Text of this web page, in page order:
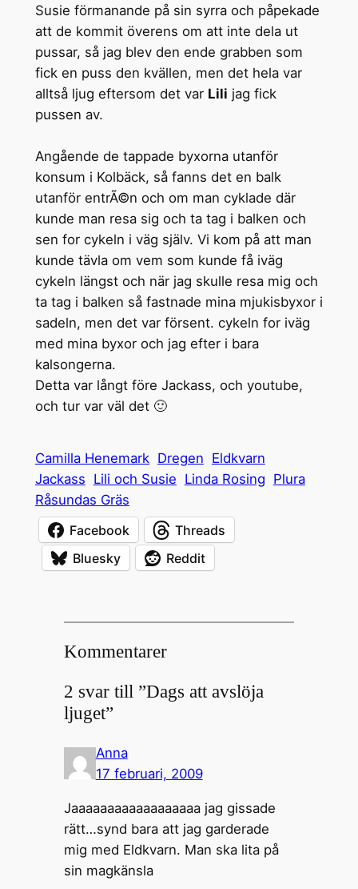
Susie förmanande på sin syrra och påpekade
att de kommit överens om att inte dela ut
pussar, så jag blev den ende grabben som
fick en puss den kvällen, men det hela var
alltså ljug eftersom det var Lili jag fick
pussen av.
Angående de tappade byxorna utanför
konsum i Kolbäck, så fanns det en balk
utanför entrÃ©n och om man cyklade där
kunde man resa sig och ta tag i balken och
sen for cykeln i väg själv. Vi kom på att man
kunde tävla om vem som kunde få iväg
cykeln längst och när jag skulle resa mig och
ta tag i balken så fastnade mina mjukisbyxor i
sadeln, men det var försent. cykeln for iväg
med mina byxor och jag efter i bara
kalsongerna.
Detta var långt före Jackass, och youtube,
och tur var väl det 🙂
Camilla Henemark Dregen Eldkvarn
Jackass Lili och Susie Linda Rosing Plura
Råsundas Gräs
Facebook
Threads
Bluesky
Reddit
Kommentarer
2 svar till ”Dags att avslöja
ljuget”
Anna
17 februari, 2009
Jaaaaaaaaaaaaaaaaaa jag gissade
rätt…synd bara att jag garderade
mig med Eldkvarn. Man ska lita på
sin magkänsla